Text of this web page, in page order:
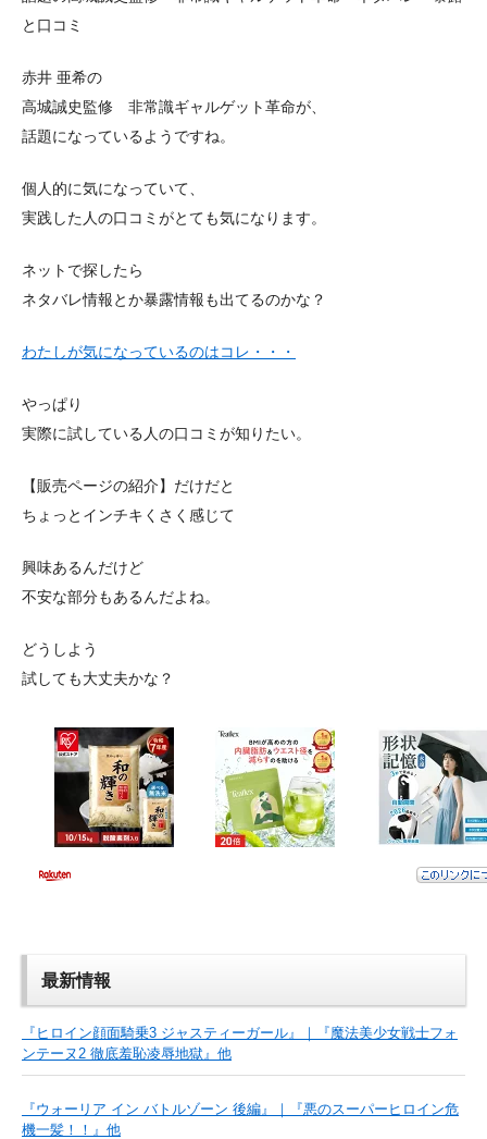
と口コミ
赤井 亜希の
高城誠史監修 非常識ギャルゲット革命が、
話題になっているようですね。
個人的に気になっていて、
実践した人の口コミがとても気になります。
ネットで探したら
ネタバレ情報とか暴露情報も出てるのかな？
わたしが気になっているのはコレ・・・
やっぱり
実際に試している人の口コミが知りたい。
【販売ページの紹介】だけだと
ちょっとインチキくさく感じて
興味あるんだけど
不安な部分もあるんだよね。
どうしよう
試しても大丈夫かな？
最新情報
『ヒロイン顔面騎乗3 ジャスティーガール』｜『魔法美少女戦士フォ
ンテーヌ2 徹底羞恥凌辱地獄』他
『ウォーリア イン バトルゾーン 後編』｜『悪のスーパーヒロイン危
機一髪！！』他